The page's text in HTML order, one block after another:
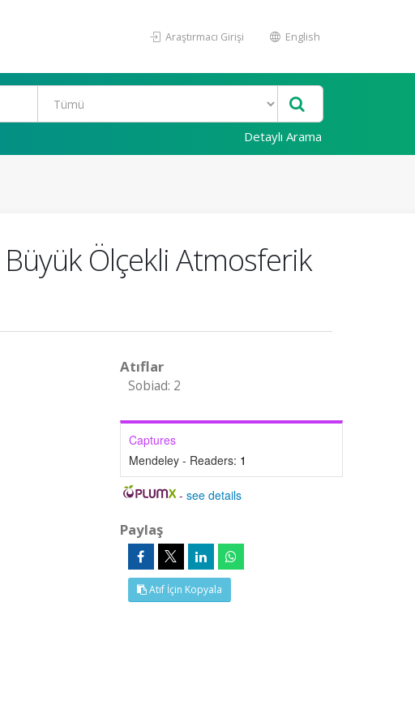
Araştırmacı Girişi English
Detaylı Arama
Büyük Ölçekli Atmosferik
Atıflar
Sobiad: 2
Captures
Mendeley - Readers: 1
-see details
Paylaş
Atıf İçin Kopyala